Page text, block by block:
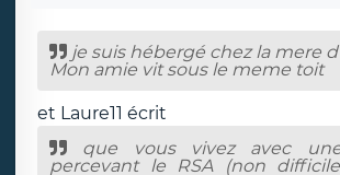
je suis hébergé chez la mere
Mon amie vit sous le meme toit
et Laure11 écrit
que vous vivez avec
percevant le RSA (non